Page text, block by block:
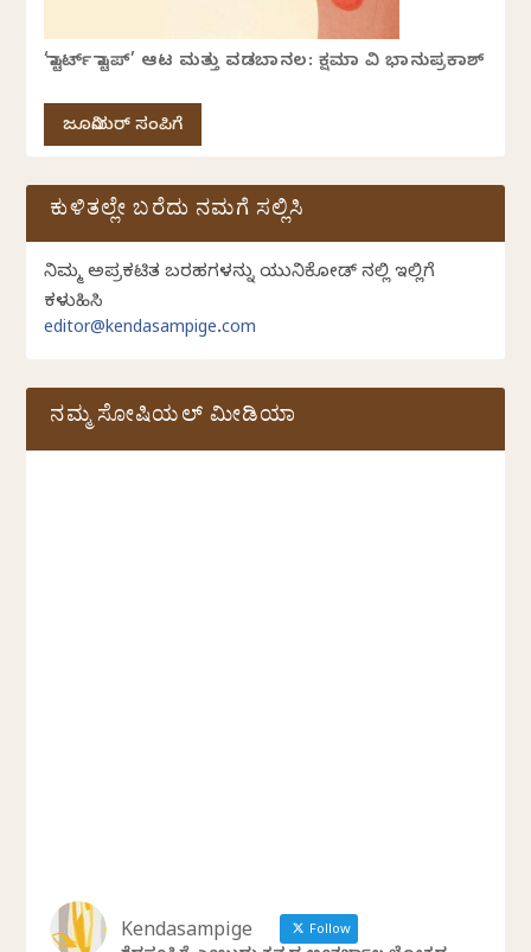
‘ಸ್ಟಾರ್ಟ್ ಸ್ಟಾಪ್’ ಆಟ ಮತ್ತು ವಡಬಾನಲ: ಕ್ಷಮಾ ವಿ ಭಾನುಪ್ರಕಾಶ್
ಜೂನಿಯರ್ ಸಂಪಿಗೆ
ಕುಳಿತಲ್ಲೇ ಬರೆದು ನಮಗೆ ಸಲ್ಲಿಸಿ
ನಿಮ್ಮ ಅಪ್ರಕಟಿತ ಬರಹಗಳನ್ನು ಯುನಿಕೋಡ್ ನಲ್ಲಿ ಇಲ್ಲಿಗೆ
ಕಳುಹಿಸಿ
editor@kendasampige.com
ನಮ್ಮ ಸೋಷಿಯಲ್‌ ಮೀಡಿಯಾ
Kendasampige Follow